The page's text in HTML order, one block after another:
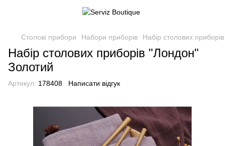
Столові прибори Набори приборів Набір столових
Набір столових приборів "Лондон"
Золотий
Артикул: 178408 Написати відгук